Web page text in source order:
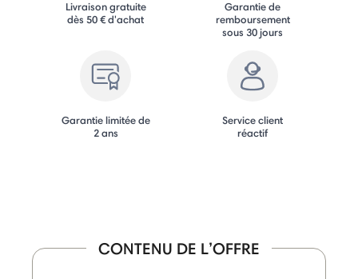
Livraison gratuite
dès 50 € d'achat
Garantie de
remboursement
sous 30 jours
Garantie limitée de
2 ans
Service client
réactif
CONTENU DE L’OFFRE